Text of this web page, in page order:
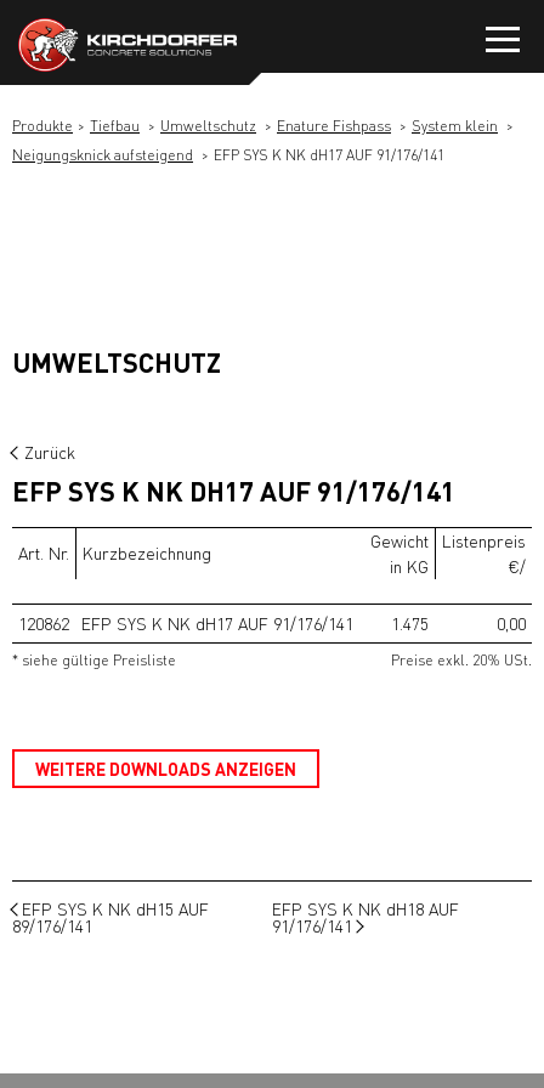
Inhalt
springen
Produkte Tiefbau Umweltschutz Enature Fishpass
System klein
Neigungsknick aufsteigend
EFP SYS K NK dH17 AUF 91/176/141
UMWELTSCHUTZ
Zurück
EFP SYS K NK DH17 AUF 91/176/141
Art. Nr. Kurzbezeichnung
Gewicht
in KG
Listenpreis
€/
120862 EFP SYS K NK dH17 AUF 91/176/141 1.475 0,00
* siehe gültige Preisliste Preise exkl. 20% USt.
WEITERE DOWNLOADS ANZEIGEN
EFP SYS K NK dH15 AUF
89/176/141
EFP SYS K NK dH18 AUF
91/176/141